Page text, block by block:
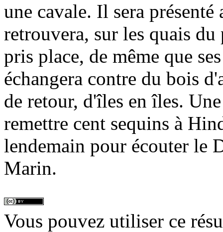
une cavale. Il sera
retrouvera, sur les quais
pris place, de même que
échangera contre du bois
de retour, d'îles en îles.
remettre cent sequins à
lendemain pour écouter le
Marin.
Vous pouvez utiliser ce